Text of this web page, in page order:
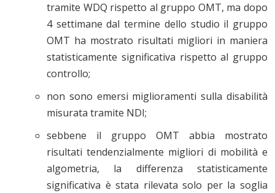
tramite WDQ rispetto al gruppo OMT, ma dopo
4 settimane dal termine dello studio il gruppo
OMT ha mostrato risultati migliori in maniera
statisticamente significativa rispetto al gruppo
controllo;
non sono emersi miglioramenti sulla disabilità
misurata tramite NDI;
sebbene il gruppo OMT abbia mostrato
risultati tendenzialmente migliori di mobilità e
algometria, la differenza statisticamente
significativa è stata rilevata solo per la soglia